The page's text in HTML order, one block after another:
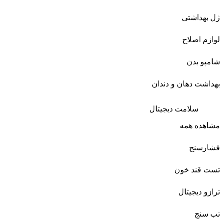
ژل بهداشتی
لوازم اصلاح
شامپو بدن
بهداشت دهان و دندان
سلامت دیجیتال
مشاهده همه
فشارسنج
تست قند خون
ترازو دیجیتال
تب سنج